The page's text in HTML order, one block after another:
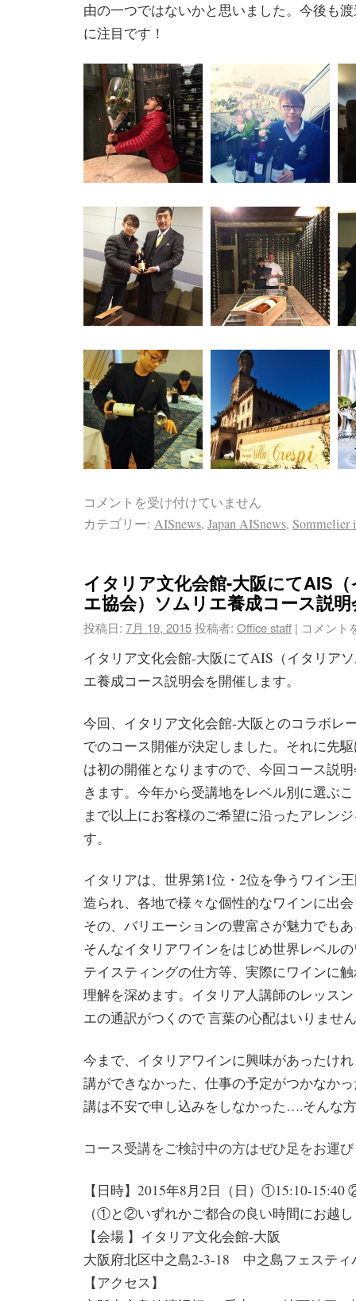
由の一つではないかと思いました。今後も
に注目です！
コメントを受け付けていません
カテゴリー: AISnews, Japan AISnews, Sommelier
イタリア文化会館-大阪にてAIS
エ協会）ソムリエ養成コース説
投稿日: 7月 19, 2015投稿者: Office staff | コメント
イタリア文化会館-大阪にてAIS（イタリア
エ養成コース説明会を開催します。
今回、イタリア文化会館-大阪とのコラボレ
でのコース開催が決定しました。それに先
は初の開催となりますので、今回コース説
きます。今年から受講地をレベル別に選ぶ
まで以上にお客様のご希望に沿ったアレン
す。
イタリアは、世界第1位・2位を争うワイン
造られ、各地で様々な個性的なワインに出
その、バリエーションの豊富さが魅力でも
そんなイタリアワインをはじめ世界レベル
テイスティングの仕方等、実際にワインに
理解を深めます。イタリア人講師のレッス
エの通訳がつくので 言葉の心配はいりませ
今まで、イタリアワインに興味があったけ
講ができなかった、仕事の予定がつかなか
講は不安で申し込みをしなかった….そんな
コース受講をご検討中の方はぜひ足をお運
【日時】2015年8月2日（日）①15:10-15:40
（①と②いずれかご都合の良い時間にお越
【会場 】イタリア文化会館-大阪
大阪府北区中之島2-3-18 中之島フェスティ
【アクセス】